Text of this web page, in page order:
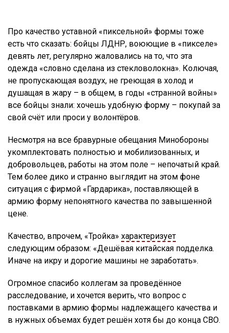
Про качество уставной «пиксельной» формы тоже
есть что сказать: бойцы ЛДНР, воюющие в «пикселе»
девять лет, регулярно жаловались на то, что эта
одежда «словно сделана из стекловолокна». Колючая,
не пропускающая воздух, не греющая в холод и
душащая в жару – в общем, в годы «странной войны»
все бойцы знали: хочешь удобную форму – покупай за
свой счёт или проси у волонтёров.
Несмотря на все бравурные обещания Минобороны
укомплектовать полностью и мобилизованных, и
добровольцев, работы на этом поле – непочатый край.
Тем более дико и странно выглядит на этом фоне
ситуация с фирмой «Гардарика», поставляющей в
армию форму непонятного качества по завышенной
цене.
Качество, впрочем, «Тройка» характеризует
следующим образом: «Дешёвая китайская подделка.
Иначе на икру и дорогие машины не заработать».
Огромное спасибо коллегам за проведённое
расследование, и хочется верить, что вопрос с
поставками в армию формы надлежащего качества и
в нужных объемах будет решён хотя бы до конца СВО.